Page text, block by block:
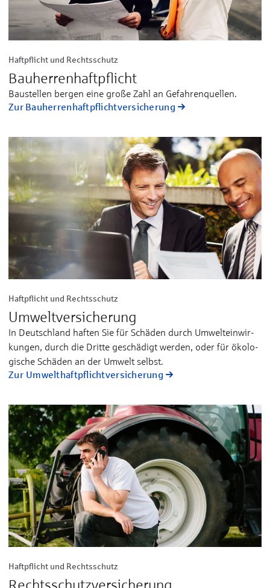
Haftpflicht und Rechtsschutz
Bauherren­haft­pflicht
Bau­stel­len ber­gen ei­ne große Zahl an Ge­fah­ren­quel­len.
Zur Bauherren­haft­pflichtversicherung
Haftpflicht und Rechtsschutz
Umwelt­ver­sicherung
In Deutsch­land haf­ten Sie für Schä­den durch Um­welt­ein­wir­
kun­gen, durch die Drit­te ge­schä­digt wer­den, oder für öko­lo­
gi­sche Schä­den an der Um­welt selbst.
Zur Umwelthaftpflichtversicherung
Haftpflicht und Rechtsschutz
Rechtsschutz­versicherung